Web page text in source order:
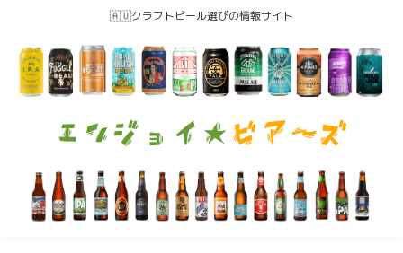
🇦🇺クラフトビール選びの情報サイト